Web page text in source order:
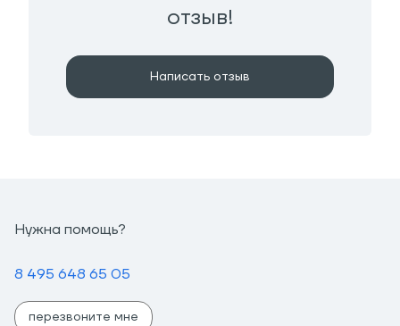
отзыв!
Написать отзыв
Нужна помощь?
8 495 648 65 05
перезвоните мне